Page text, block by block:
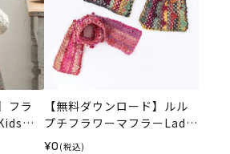
フラ
【無料ダウンロード】ルル
プチフラワーマフラーLadie
s&Kids （レシピ）
¥0 (税込)